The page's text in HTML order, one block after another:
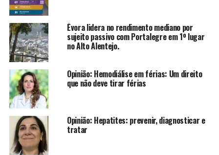
Évora lidera no rendimento mediano por
sujeito passivo com Portalegre em 1º lugar
no Alto Alentejo.
Opinião: Hemodiálise em férias: Um direito
que não deve tirar férias
Opinião: Hepatites: prevenir, diagnosticar e
tratar